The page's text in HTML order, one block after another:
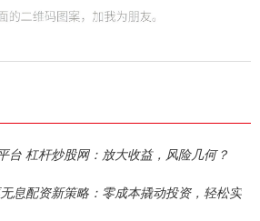
台 杠杆炒股网：放大收益，风险几何？
息配资新策略：零成本撬动投资，轻松实